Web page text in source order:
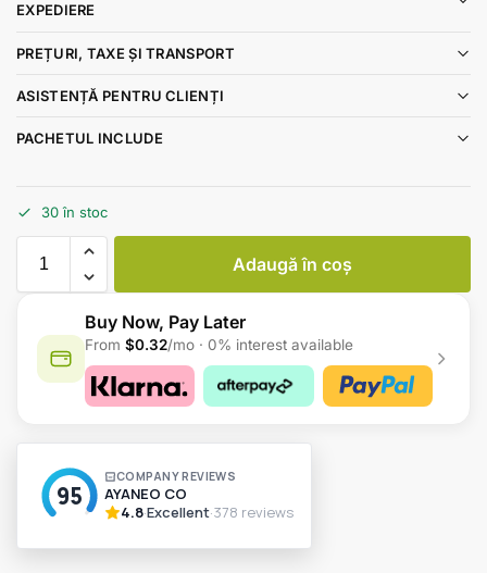
EXPEDIERE
PREȚURI, TAXE ȘI TRANSPORT
ASISTENȚĂ PENTRU CLIENȚI
PACHETUL INCLUDE
30 în stoc
Adaugă în coș
Buy Now, Pay Later
From $0.32/mo · 0% interest available